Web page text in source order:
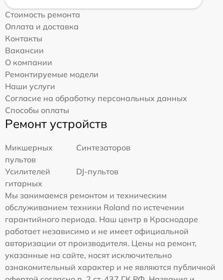
Стоимость ремонта
Оплата и доставка
Контакты
Вакансии
О компании
Ремонтируемые модели
Наши услуги
Согласие на обработку персональных данных
Способы оплаты
Ремонт устройств
Микшерных
пультов
Синтезаторов
Усилителей
гитарных
DJ-пультов
Мы занимаемся ремонтом и техническим
обслуживанием техники Roland по истечении
гарантийного периода. Наш центр в Краснодаре
работает независимо и не имеет официальной
авторизации от производителя. Цены на ремонт,
указанные на сайте, носят исключительно
ознакомительный характер и не являются публичной